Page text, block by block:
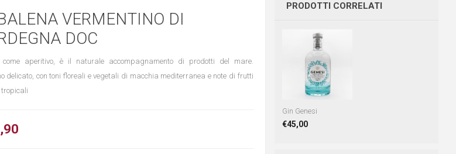
VERMENTINO DI
DOC
come aperitivo, è il naturale accompagnamento di prodotti del mare.
delicato, con toni floreali e vegetali di macchia mediterranea e note di frutti
tropicali
PRODOTTI CORRELATI
Gin Genesi
€45,00